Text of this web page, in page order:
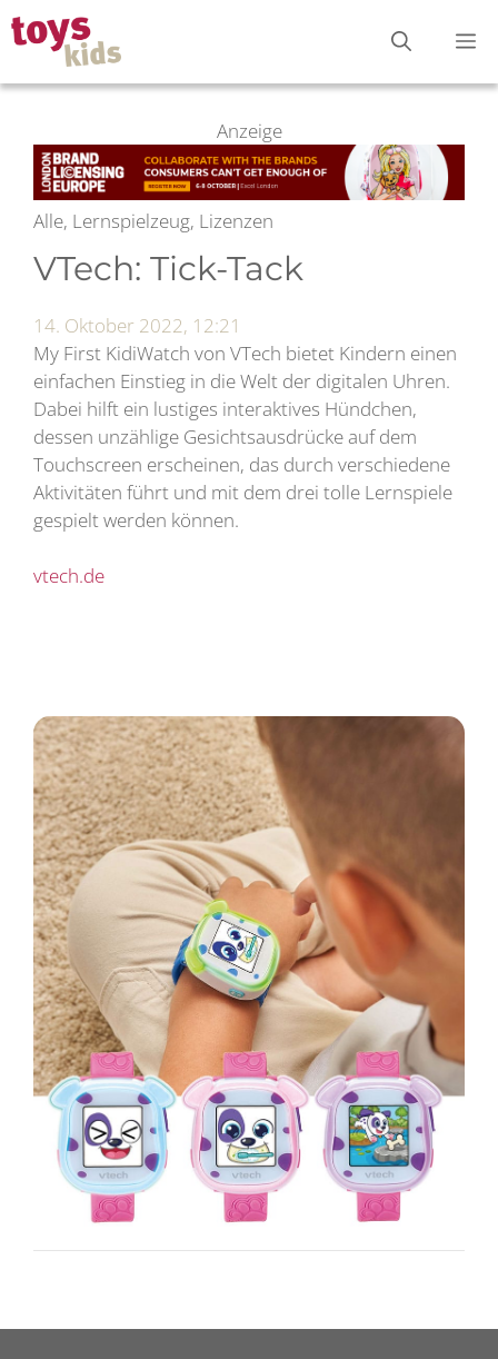
Zum
Inhalt
springen
Anzeige
Alle, Lernspielzeug, Lizenzen
VTech: Tick-Tack
14. Oktober 2022, 12:21
My First KidiWatch von VTech bietet Kindern einen
einfachen Einstieg in die Welt der digitalen Uhren.
Dabei hilft ein lustiges interaktives Hündchen,
dessen unzählige Gesichtsausdrücke auf dem
Touchscreen erscheinen, das durch verschiedene
Aktivitäten führt und mit dem drei tolle Lernspiele
gespielt werden können.
vtech.de